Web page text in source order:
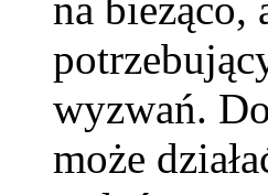
wyzwań.
może